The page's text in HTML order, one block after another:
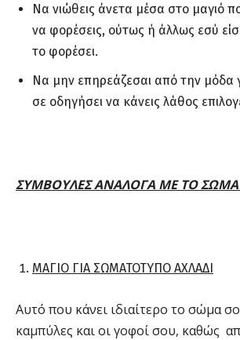
Να νιώθεις άνετα μέσα στο μαγιό
να φορέσεις, ούτως ή άλλως εσύ
το φορέσει.
Να μην επηρεάζεσαι από την μόδα
σε οδηγήσει να κάνεις λάθος
ΣΥΜΒΟΥΛΕΣ ΑΝΑΛΟΓΑ ΜΕ ΤΟ
ΜΑΓΙΟ ΓΙΑ ΣΩΜΑΤΟΤΥΠΟ ΑΧΛΑΔΙ
Αυτό που κάνει ιδιαίτερο το σώμα
καμπύλες και οι γοφοί σου, καθώς